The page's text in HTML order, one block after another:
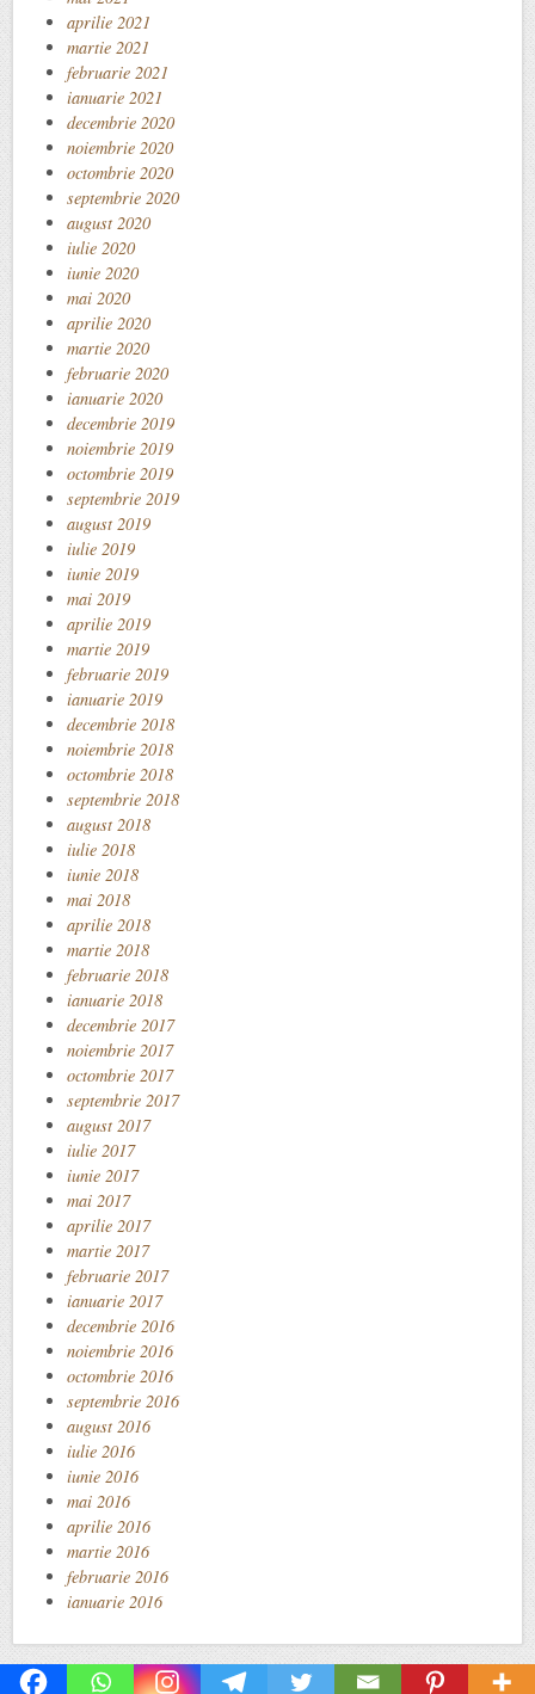
aprilie 2021
martie 2021
februarie 2021
ianuarie 2021
decembrie 2020
noiembrie 2020
octombrie 2020
septembrie 2020
august 2020
iulie 2020
iunie 2020
mai 2020
aprilie 2020
martie 2020
februarie 2020
ianuarie 2020
decembrie 2019
noiembrie 2019
octombrie 2019
septembrie 2019
august 2019
iulie 2019
iunie 2019
mai 2019
aprilie 2019
martie 2019
februarie 2019
ianuarie 2019
decembrie 2018
noiembrie 2018
octombrie 2018
septembrie 2018
august 2018
iulie 2018
iunie 2018
mai 2018
aprilie 2018
martie 2018
februarie 2018
ianuarie 2018
decembrie 2017
noiembrie 2017
octombrie 2017
septembrie 2017
august 2017
iulie 2017
iunie 2017
mai 2017
aprilie 2017
martie 2017
februarie 2017
ianuarie 2017
decembrie 2016
noiembrie 2016
octombrie 2016
septembrie 2016
august 2016
iulie 2016
iunie 2016
mai 2016
aprilie 2016
martie 2016
februarie 2016
ianuarie 2016